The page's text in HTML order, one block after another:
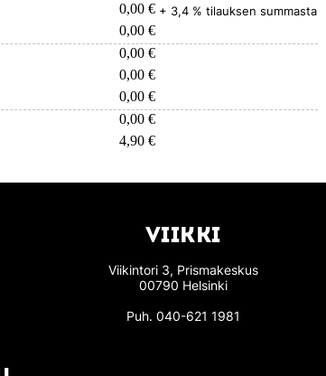
0,00 € + 3,4 % tilauksen summasta
0,00 €
0,00 €
0,00 €
0,00 €
0,00 €
4,90 €
VIIKKI
Viikintori 3, Prismakeskus
00790 Helsinki
Puh. 040-621 1981